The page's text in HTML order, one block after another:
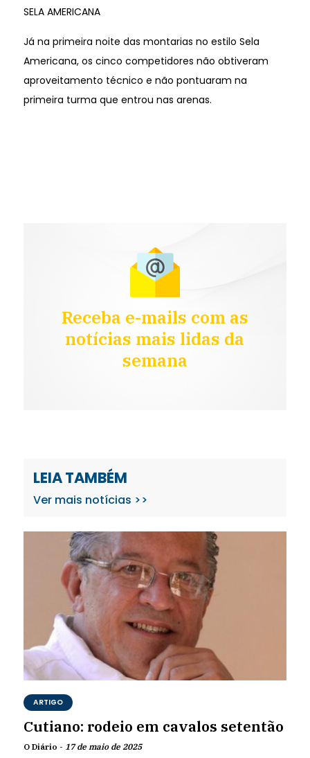
SELA AMERICANA
Já na primeira noite das montarias no estilo Sela
Americana, os cinco competidores não obtiveram
aproveitamento técnico e não pontuaram na
primeira turma que entrou nas arenas.
Receba e-mails com as
notícias mais lidas da
semana
LEIA TAMBÉM
Ver mais notícias >>
ARTIGO
Cutiano: rodeio em cavalos setentão
O Diário - 17 de maio de 2025